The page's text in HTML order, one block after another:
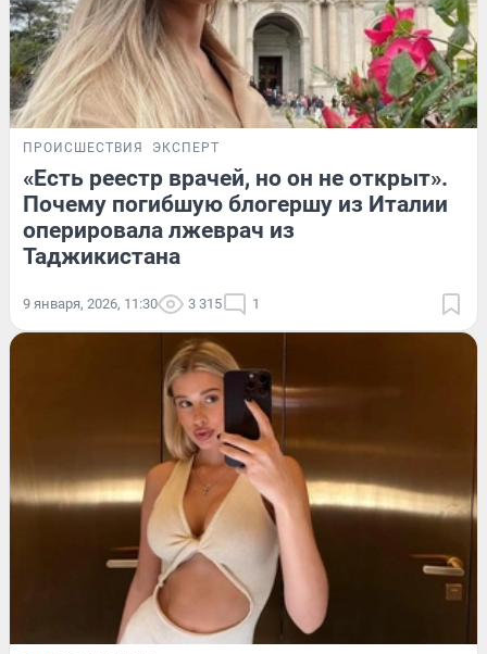
ПРОИСШЕСТВИЯ ЭКСПЕРТ
«Есть реестр врачей, но он не открыт».
Почему погибшую блогершу из Италии
оперировала лжеврач из
Таджикистана
9 января, 2026, 11:30 3 315 1